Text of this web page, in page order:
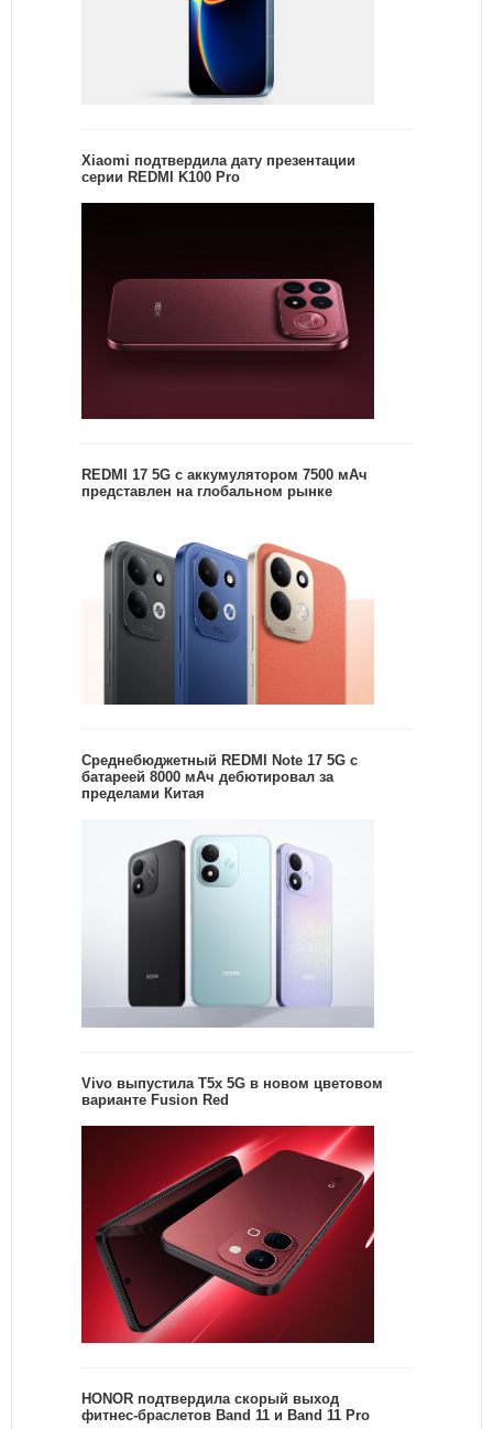
Xiaomi подтвердила дату презентации
серии REDMI K100 Pro
REDMI 17 5G c аккумулятором 7500 мАч
представлен на глобальном рынке
Среднебюджетный REDMI Note 17 5G с
батареей 8000 мАч дебютировал за
пределами Китая
Vivo выпустила T5x 5G в новом цветовом
варианте Fusion Red
HONOR подтвердила скорый выход
фитнес-браслетов Band 11 и Band 11 Pro